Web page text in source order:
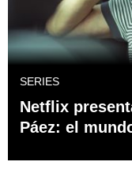
SERIES
Netflix
Páez: el